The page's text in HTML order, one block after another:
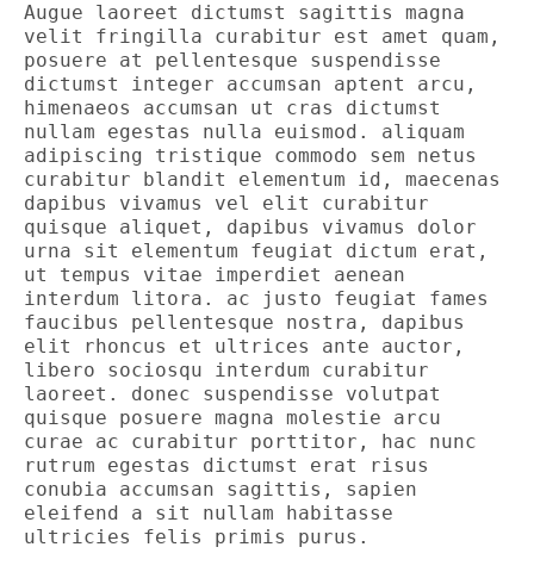
Augue laoreet dictumst sagittis magna
velit fringilla curabitur est amet quam,
posuere at pellentesque suspendisse
dictumst integer accumsan aptent arcu,
himenaeos accumsan ut cras dictumst
nullam egestas nulla euismod. aliquam
adipiscing tristique commodo sem netus
curabitur blandit elementum id, maecenas
dapibus vivamus vel elit curabitur
quisque aliquet, dapibus vivamus dolor
urna sit elementum feugiat dictum erat,
ut tempus vitae imperdiet aenean
interdum litora. ac justo feugiat fames
faucibus pellentesque nostra, dapibus
elit rhoncus et ultrices ante auctor,
libero sociosqu interdum curabitur
laoreet. donec suspendisse volutpat
quisque posuere magna molestie arcu
curae ac curabitur porttitor, hac nunc
rutrum egestas dictumst erat risus
conubia accumsan sagittis, sapien
eleifend a sit nullam habitasse
ultricies felis primis purus.